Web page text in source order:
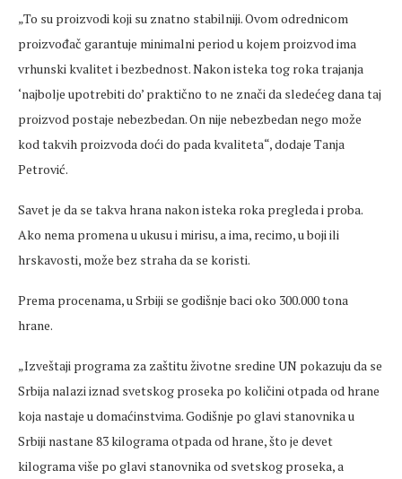
„To su proizvodi koji su znatno stabilniji. Ovom odrednicom
proizvođač garantuje minimalni period u kojem proizvod ima
vrhunski kvalitet i bezbednost. Nakon isteka tog roka trajanja
‘najbolje upotrebiti do’ praktično to ne znači da sledećeg dana taj
proizvod postaje nebezbedan. On nije nebezbedan nego može
kod takvih proizvoda doći do pada kvaliteta“, dodaje Tanja
Petrović.
Savet je da se takva hrana nakon isteka roka pregleda i proba.
Ako nema promena u ukusu i mirisu, a ima, recimo, u boji ili
hrskavosti, može bez straha da se koristi.
Prema procenama, u Srbiji se godišnje baci oko 300.000 tona
hrane.
„Izveštaji programa za zaštitu životne sredine UN pokazuju da se
Srbija nalazi iznad svetskog proseka po količini otpada od hrane
koja nastaje u domaćinstvima. Godišnje po glavi stanovnika u
Srbiji nastane 83 kilograma otpada od hrane, što je devet
kilograma više po glavi stanovnika od svetskog proseka, a